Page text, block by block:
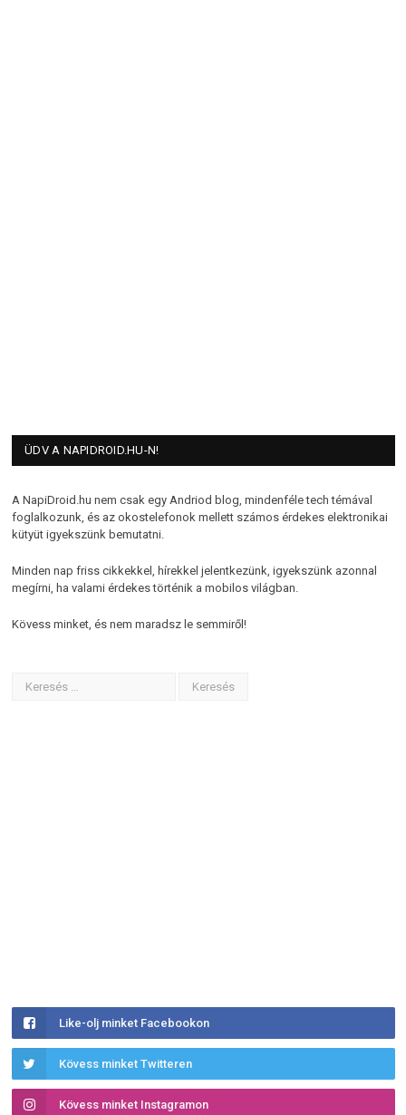
ÜDV A NAPIDROID.HU-N!
A NapiDroid.hu nem csak egy Andriod blog, mindenféle tech témával
foglalkozunk, és az okostelefonok mellett számos érdekes elektronikai
kütyüt igyekszünk bemutatni.
Minden nap friss cikkekkel, hírekkel jelentkezünk, igyekszünk azonnal
megírni, ha valami érdekes történik a mobilos világban.
Kövess minket, és nem maradsz le semmiről!
Like-olj minket Facebookon
Kövess minket Twitteren
Kövess minket Instagramon